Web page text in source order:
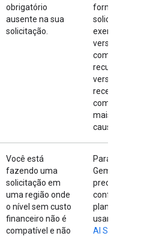
obrigatório
ausente na sua
solicitação.
formato da
solicitação,
exemplos e
versões
compatíveis. Usar
recursos de uma
versão mais
recente da API
com um endpoint
mais antigo pode
causar erros.
Você está
fazendo uma
solicitação em
uma região onde
o nível sem custo
financeiro não é
compatível e não
Para usar a API
Gemini, você
precisa
configurar um
plano pago
usando o
AI Studio